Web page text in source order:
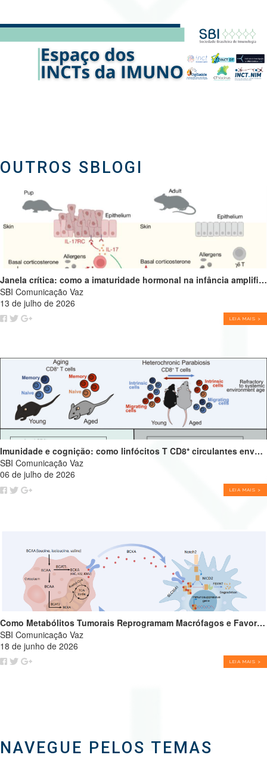
OUTROS SBLOGI
Janela crítica: como a imaturidade hormonal na infância amplifica alergias e programa o futuro do sistema imune
SBI Comunicação Vaz
13 de julho de 2026
LEIA MAIS >
Imunidade e cognição: como linfócitos T CD8⁺ circulantes envelhecidos podem impulsionar o declínio cognitivo
SBI Comunicação Vaz
06 de julho de 2026
LEIA MAIS >
Como Metabólitos Tumorais Reprogramam Macrófagos e Favorecem o Crescimento Tumoral
SBI Comunicação Vaz
18 de junho de 2026
LEIA MAIS >
NAVEGUE PELOS TEMAS